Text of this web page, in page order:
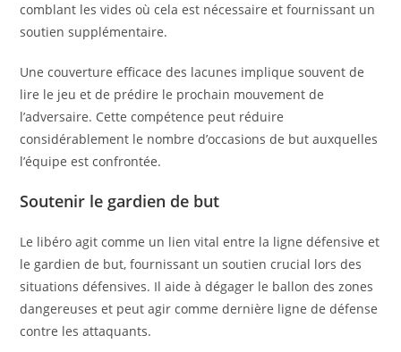
comblant les vides où cela est nécessaire et fournissant un
soutien supplémentaire.
Une couverture efficace des lacunes implique souvent de
lire le jeu et de prédire le prochain mouvement de
l’adversaire. Cette compétence peut réduire
considérablement le nombre d’occasions de but auxquelles
l’équipe est confrontée.
Soutenir le gardien de but
Le libéro agit comme un lien vital entre la ligne défensive et
le gardien de but, fournissant un soutien crucial lors des
situations défensives. Il aide à dégager le ballon des zones
dangereuses et peut agir comme dernière ligne de défense
contre les attaquants.